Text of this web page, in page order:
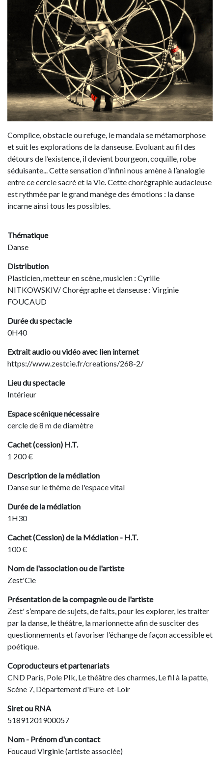
Complice, obstacle ou refuge, le mandala se métamorphose
et suit les explorations de la danseuse. Evoluant au fil des
détours de l’existence, il devient bourgeon, coquille, robe
séduisante... Cette sensation d’infini nous amène à l’analogie
entre ce cercle sacré et la Vie. Cette chorégraphie audacieuse
est rythmée par le grand manège des émotions : la danse
incarne ainsi tous les possibles.
Thématique
Danse
Distribution
Plasticien, metteur en scène, musicien : Cyrille
NITKOWSKIV/ Chorégraphe et danseuse : Virginie
FOUCAUD
Durée du spectacle
0H40
Extrait audio ou vidéo avec lien internet
https://www.zestcie.fr/creations/268-2/
Lieu du spectacle
Intérieur
Espace scénique nécessaire
cercle de 8 m de diamètre
Cachet (cession) H.T.
1 200 €
Description de la médiation
Danse sur le thème de l'espace vital
Durée de la médiation
1H30
Cachet (Cession) de la Médiation - H.T.
100 €
Nom de l'association ou de l'artiste
Zest'Cie
Présentation de la compagnie ou de l'artiste
Zest' s’empare de sujets, de faits, pour les explorer, les traiter
par la danse, le théâtre, la marionnette afin de susciter des
questionnements et favoriser l’échange de façon accessible et
poétique.
Coproducteurs et partenariats
CND Paris, Pole PIk, Le théâtre des charmes, Le fil à la patte,
Scène 7, Département d'Eure-et-Loir
Siret ou RNA
51891201900057
Nom - Prénom d'un contact
Foucaud Virginie (artiste associée)